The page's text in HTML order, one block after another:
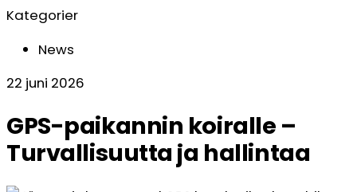
Kategorier
News
22 juni 2026
GPS-paikannin koiralle –
Turvallisuutta ja hallintaa